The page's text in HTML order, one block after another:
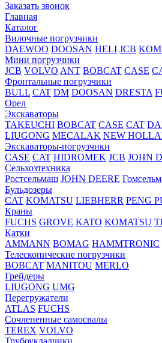
Заказать звонок
Главная
Каталог
Вилочные погрузчики
DAEWOO DOOSAN HELI JCB
Мини погрузчики
JCB VOLVO ANT BOBCAT CASE
Фронтальные погрузчики
BULL CAT DM DOOSAN DRESTA
Орел
Экскаваторы
TAKEUCHI BOBCAT CASE CAT
LIUGONG MECALAK NEW
Экскаваторы-погрузчики
CASE CAT HIDROМEK JCB JOHN
Сельхозтехника
Ростсельмаш JOHN DEERE
Бульдозеры
CAT KOMATSU LIEBHERR PENG
Краны
FUCHS GROVE KATO KOMATSU
Катки
AMMANN BOMAG HAMMTRONIC
Телескопические погрузчики
BOBCAT MANITOU MERLO
Грейдеры
LIUGONG UMG
Перегружатели
ATLAS FUCHS
Сочлененные самосвалы
TEREX VOLVO
Трубоукладчики